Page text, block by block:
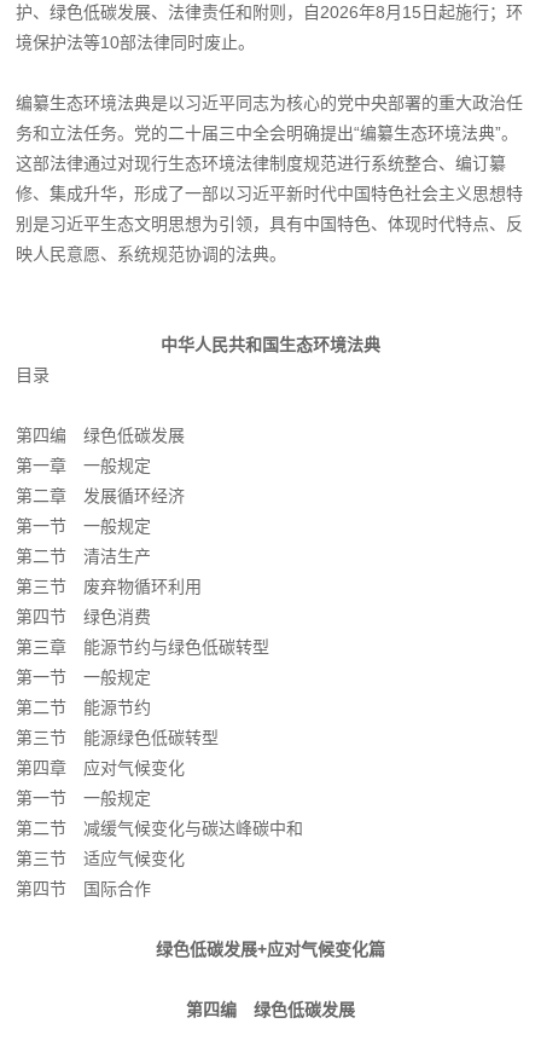
护、绿色低碳发展、法律责任和附则，自2026年8月15日起施行；环
境保护法等10部法律同时废止。
编纂生态环境法典是以习近平同志为核心的党中央部署的重大政治任
务和立法任务。党的二十届三中全会明确提出“编纂生态环境法典”。
这部法律通过对现行生态环境法律制度规范进行系统整合、编订纂
修、集成升华，形成了一部以习近平新时代中国特色社会主义思想特
别是习近平生态文明思想为引领，具有中国特色、体现时代特点、反
映人民意愿、系统规范协调的法典。
中华人民共和国生态环境法典
目录
第四编 绿色低碳发展
第一章 一般规定
第二章 发展循环经济
第一节 一般规定
第二节 清洁生产
第三节 废弃物循环利用
第四节 绿色消费
第三章 能源节约与绿色低碳转型
第一节 一般规定
第二节 能源节约
第三节 能源绿色低碳转型
第四章 应对气候变化
第一节 一般规定
第二节 减缓气候变化与碳达峰碳中和
第三节 适应气候变化
第四节 国际合作
绿色低碳发展+应对气候变化篇
第四编 绿色低碳发展